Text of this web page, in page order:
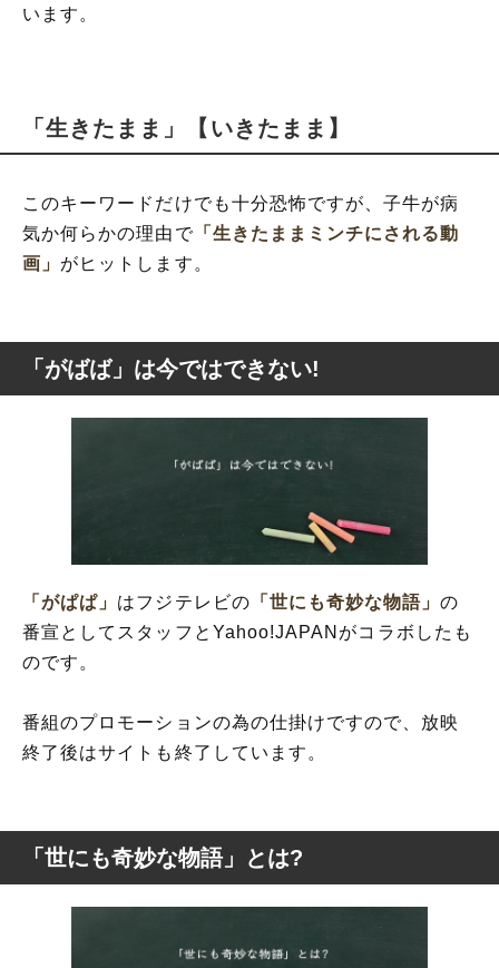
います。
「生きたまま」【いきたまま】
このキーワードだけでも十分恐怖ですが、子牛が病
気か何らかの理由で「生きたままミンチにされる動
画」 がヒットします。
「がばば」は今ではできない!
「がぱぱ」 はフジテレビの 「世にも奇妙な物語」の
番宣としてスタッフとYahoo!JAPANがコラボしたも
のです。
番組のプロモーションの為の仕掛けですので、放映
終了後はサイトも終了しています。
「世にも奇妙な物語」とは?